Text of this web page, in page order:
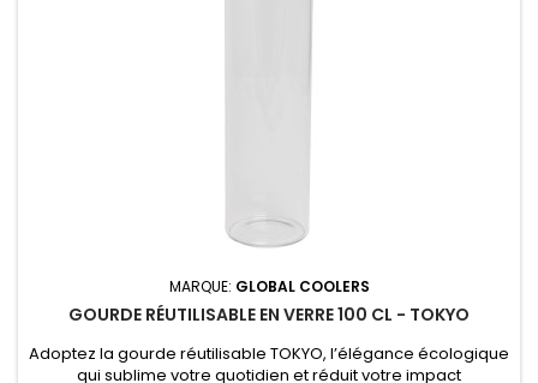
MARQUE: GLOBAL COOLERS
GOURDE RÉUTILISABLE EN VERRE 100 CL - TOKYO
Adoptez la gourde réutilisable TOKYO, l’élégance écologique
qui sublime votre quotidien et réduit votre impact